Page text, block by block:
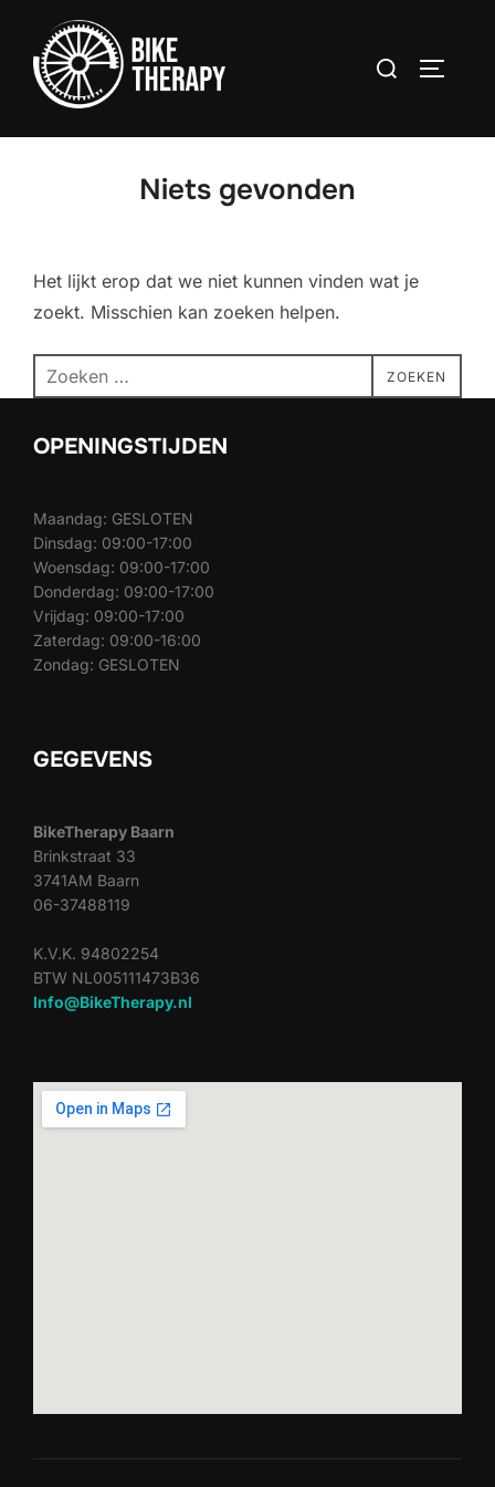
inhoud
Zoek
Niets gevonden
Het lijkt erop dat we niet kunnen vinden wat je
zoekt. Misschien kan zoeken helpen.
Zoek
naar:
ZOEKEN
OPENINGSTIJDEN
Maandag: GESLOTEN
Dinsdag: 09:00-17:00
Woensdag: 09:00-17:00
Donderdag: 09:00-17:00
Vrijdag: 09:00-17:00
Zaterdag: 09:00-16:00
Zondag: GESLOTEN
GEGEVENS
BikeTherapy Baarn
Brinkstraat 33
3741AM Baarn
06-37488119
K.V.K. 94802254
BTW NL005111473B36
Info@BikeTherapy.nl